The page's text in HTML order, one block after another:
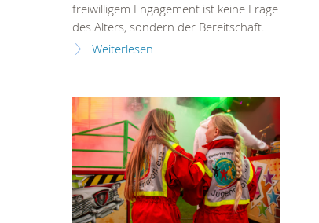
freiwilligem Engagement ist keine Frage
des Alters, sondern der Bereitschaft.
Weiterlesen